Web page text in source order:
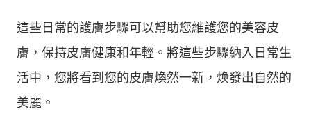
這些日常的護膚步驟可以幫助您維護您的美容皮
膚，保持皮膚健康和年輕。將這些步驟納入日常生
活中，您將看到您的皮膚煥然一新，焕發出自然的
美麗。